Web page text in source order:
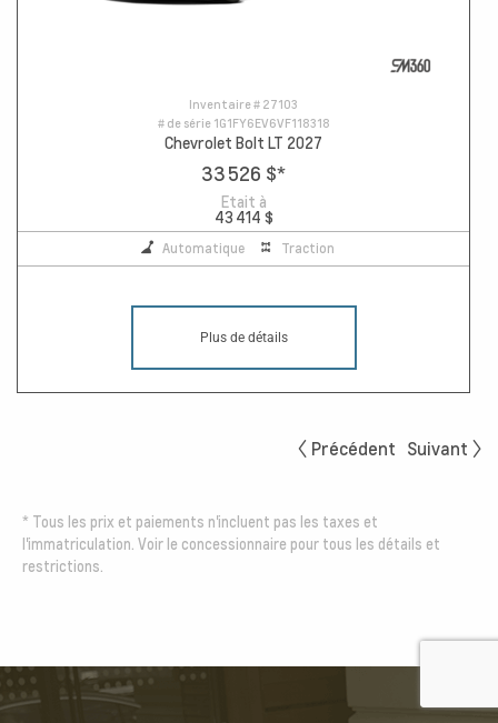
Inventaire # 27103
# de série 1G1FY6EV6VF118318
Chevrolet Bolt LT 2027
33 526 $*
Etait à
43 414 $
Automatique Traction
Plus de détails
Précédent Suivant
* Tous les prix et paiements n'incluent pas les taxes et
l'immatriculation. Voir le concessionnaire pour tous les détails et
restrictions.